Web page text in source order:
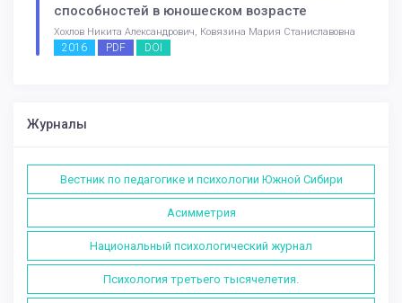
способностей в юношеском возрасте
Хохлов Никита Александрович, Ковязина Мария Станиславовна
2016 PDF DOI
Журналы
Вестник по педагогике и психологии Южной Сибири
Асимметрия
Национальный психологический журнал
Психология третьего тысячелетия.